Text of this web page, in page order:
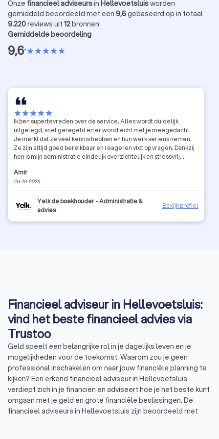
Onze financieel adviseursin Hellevoetsluisworden
gemiddeld beoordeeld met een 9,6gebaseerd op in totaal
9.220reviews uit 12bronnen
Gemiddelde beoordeling
9,6•starstarstarstarstar
starstarstarstarstar
Ik ben supertevreden over de service. Alles wordt duidelijk
uitgelegd, snel geregeld en er wordt echt met je meegedacht.
Je merkt dat ze veel kennis hebben en hun werk serieus nemen.
Ze zijn altijd goed bereikbaar en reageren vlot op vragen. Dankzij
hen is mijn administratie eindelijk overzichtelijk en stressvrij.
betrouwbare en professionele boekhouder!
Amir
26-10-2025
Yelk de boekhouder - Administratie &
advies
Bekijk profiel
Financieel adviseur in Hellevoetsluis:
vind het beste financieel advies via
Trustoo
Geld speelt een belangrijke rol in je dagelijks leven en je
mogelijkheden voor de toekomst. Waarom zou je geen
professional inschakelen om naar jouw financiële planning te
kijken? Een erkend financieel adviseur in Hellevoetsluis
verdiept zich in je financiën en adviseert hoe je het beste kunt
omgaan met je geld en grote financiële beslissingen. De
financieel adviseurs in Hellevoetsluis zijn beoordeeld met